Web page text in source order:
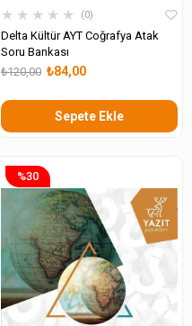
★ ★ ★ ★ ★ 0
Delta Kültür AYT Coğrafya Atak
Soru Bankası
₺84,00
₺120,00
Sepete Ekle
%30